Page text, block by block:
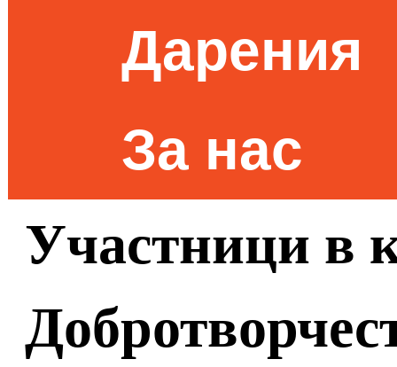
Дарения
За нас
Участници в